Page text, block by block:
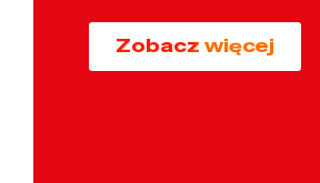
Zobacz więcej